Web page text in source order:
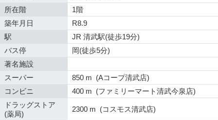
所在階
1階
築年月日
R8.9
駅
JR 清武駅(徒歩19分)
バス停
岡(徒歩5分)
著名施設
スーパー
850 m (Aコープ清武店)
コンビニ
400 m (ファミリーマート清武今泉店)
ドラッグストア
(薬局)
2300 m (コスモス清武店)